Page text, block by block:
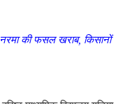
नरमा की फसल खराब, किसानों